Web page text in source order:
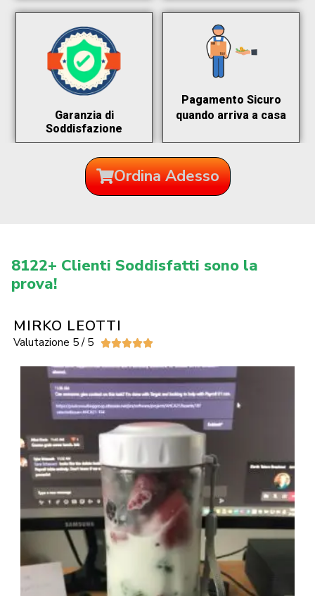
Garanzia di
Soddisfazione
Pagamento Sicuro
quando arriva a casa
Ordina Adesso
8122+ Clienti Soddisfatti sono la
prova!
MIRKO LEOTTI
Valutazione 5 / 5 